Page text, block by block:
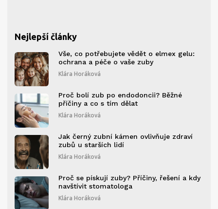
Nejlepší články
Vše, co potřebujete vědět o elmex gelu:
ochrana a péče o vaše zuby
Klára Horáková
Proč bolí zub po endodoncii? Běžné
příčiny a co s tím dělat
Klára Horáková
Jak černý zubní kámen ovlivňuje zdraví
zubů u starších lidí
Klára Horáková
Proč se pískují zuby? Příčiny, řešení a kdy
navštívit stomatologa
Klára Horáková